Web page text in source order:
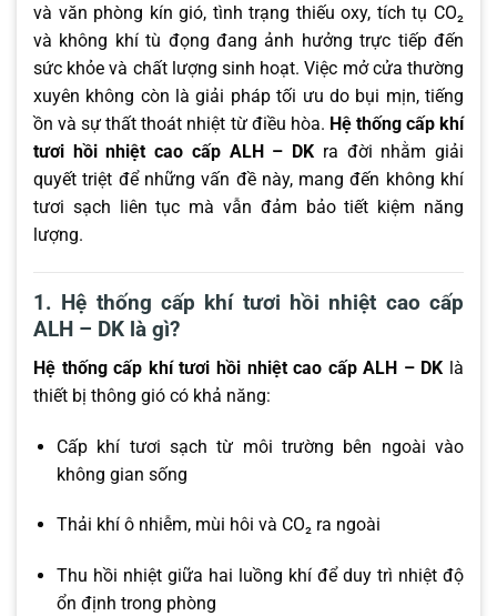
và văn phòng kín gió, tình trạng thiếu oxy, tích tụ CO₂
và không khí tù đọng đang ảnh hưởng trực tiếp đến
sức khỏe và chất lượng sinh hoạt. Việc mở cửa thường
xuyên không còn là giải pháp tối ưu do bụi mịn, tiếng
ồn và sự thất thoát nhiệt từ điều hòa. Hệ thống cấp khí
tươi hồi nhiệt cao cấp ALH – DK ra đời nhằm giải
quyết triệt để những vấn đề này, mang đến không khí
tươi sạch liên tục mà vẫn đảm bảo tiết kiệm năng
lượng.
1. Hệ thống cấp khí tươi hồi nhiệt cao cấp
ALH – DK là gì?
Hệ thống cấp khí tươi hồi nhiệt cao cấp ALH – DK là
thiết bị thông gió có khả năng:
Cấp khí tươi sạch từ môi trường bên ngoài vào
không gian sống
Thải khí ô nhiễm, mùi hôi và CO₂ ra ngoài
Thu hồi nhiệt giữa hai luồng khí để duy trì nhiệt độ
ổn định trong phòng